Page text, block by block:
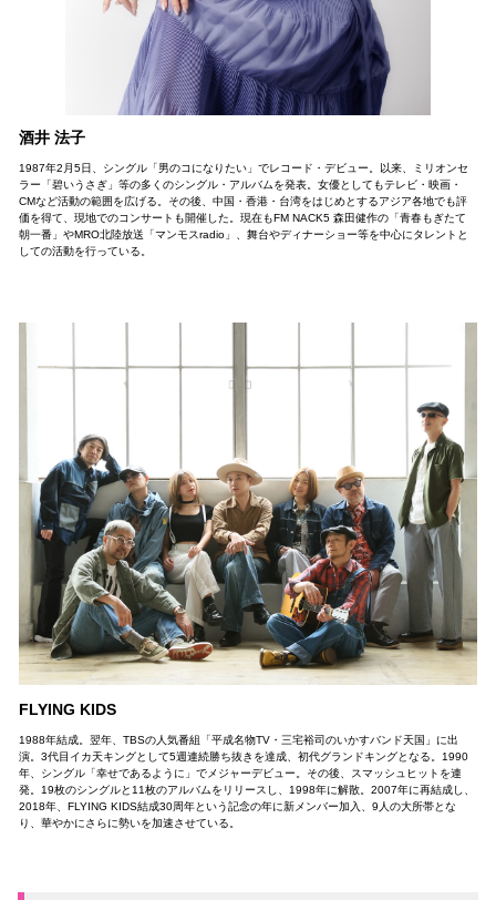
酒井 法子
1987年2月5日、シングル「男のコになりたい」でレコード・デビュー。以来、ミリオンセ
ラー「碧いうさぎ」等の多くのシングル・アルバムを発表。女優としてもテレビ・映画・
CMなど活動の範囲を広げる。その後、中国・香港・台湾をはじめとするアジア各地でも評
価を得て、現地でのコンサートも開催した。現在もFM NACK5 森田健作の「青春もぎたて
朝一番」やMRO北陸放送「マンモスradio」、舞台やディナーショー等を中心にタレントと
しての活動を行っている。
FLYING KIDS
1988年結成。翌年、TBSの人気番組「平成名物TV・三宅裕司のいかすバンド天国」に出
演。3代目イカ天キングとして5週連続勝ち抜きを達成、初代グランドキングとなる。1990
年、シングル「幸せであるように」でメジャーデビュー。その後、スマッシュヒットを連
発。19枚のシングルと11枚のアルバムをリリースし、1998年に解散。2007年に再結成し、
2018年、FLYING KIDS結成30周年という記念の年に新メンバー加入、9人の大所帯とな
り、華やかにさらに勢いを加速させている。